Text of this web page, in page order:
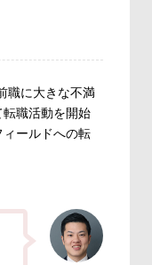
職に大きな不満
職活動を開始
ールドへの転